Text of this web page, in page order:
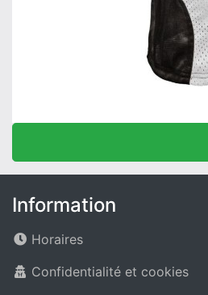
Information
Horaires
Confidentialité et cookies